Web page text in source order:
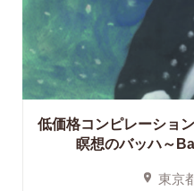
低価格コンピレーション
瞑想のバッハ～
東京